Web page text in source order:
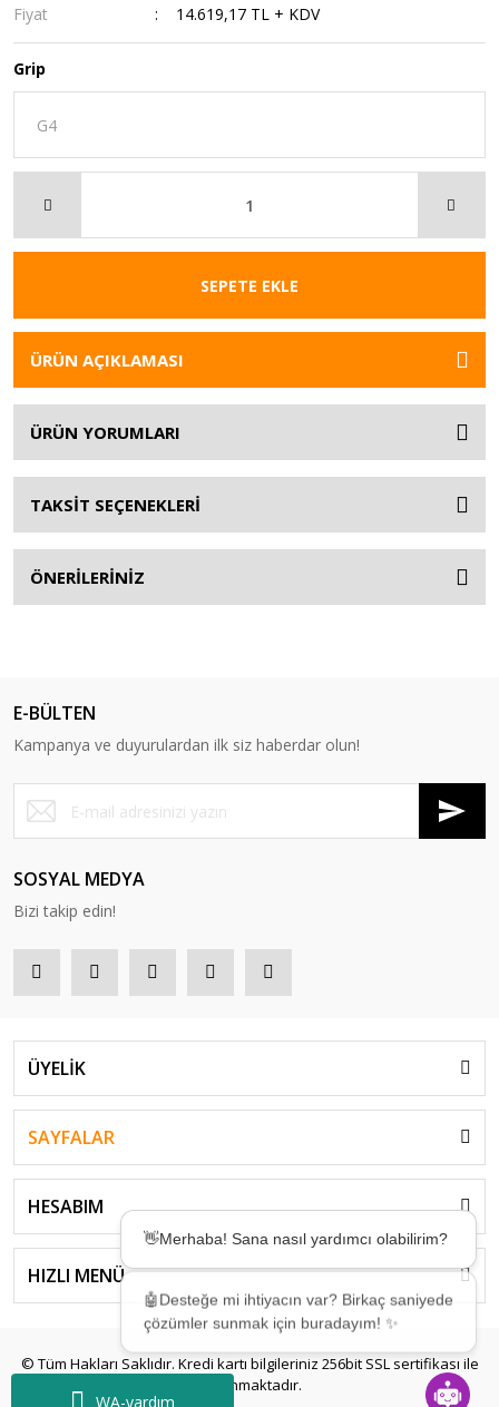
WA-yardım
Fiyat
14.619,17 TL + KDV
Grip
SEPETE EKLE
ÜRÜN AÇIKLAMASI
ÜRÜN YORUMLARI
TAKSİT SEÇENEKLERİ
ÖNERİLERİNİZ
E-BÜLTEN
Kampanya ve duyurulardan ilk siz haberdar olun!
SOSYAL MEDYA
Bizi takip edin!
ÜYELİK
SAYFALAR
HESABIM
HIZLI MENÜ
© Tüm Hakları Saklıdır. Kredi kartı bilgileriniz 256bit SSL sertifikası ile
korunmaktadır.
👋Merhaba! Sana nasıl yardımcı olabilirim?
🤖Desteğe mi ihtiyacın var? Birkaç saniyede
çözümler sunmak için buradayım! ✨